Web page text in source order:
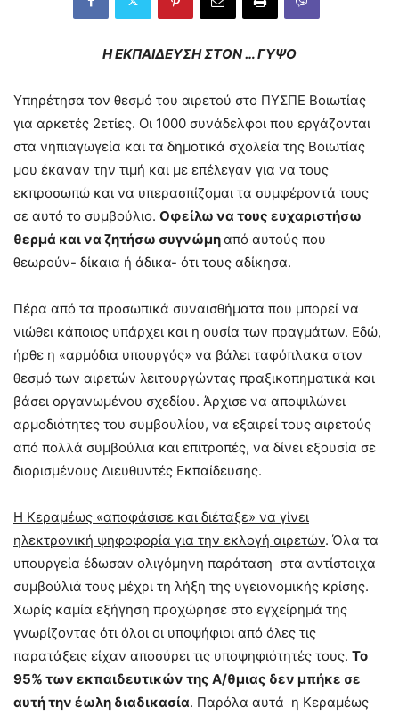
Η ΕΚΠΑΙΔΕΥΣΗ ΣΤΟΝ … ΓΥΨΟ
Υπηρέτησα τον θεσμό του αιρετού στο ΠΥΣΠΕ Βοιωτίας
για αρκετές 2ετίες. Οι 1000 συνάδελφοι που εργάζονται
στα νηπιαγωγεία και τα δημοτικά σχολεία της Βοιωτίας
μου έκαναν την τιμή και με επέλεγαν για να τους
εκπροσωπώ και να υπερασπίζομαι τα συμφέροντά τους
σε αυτό το συμβούλιο. Οφείλω να τους ευχαριστήσω
θερμά και να ζητήσω συγνώμηαπό αυτούς που
θεωρούν- δίκαια ή άδικα- ότι τους αδίκησα.
Πέρα από τα προσωπικά συναισθήματα που μπορεί να
νιώθει κάποιος υπάρχει και η ουσία των πραγμάτων. Εδώ,
ήρθε η «αρμόδια υπουργός» να βάλει ταφόπλακα στον
θεσμό των αιρετών λειτουργώντας πραξικοπηματικά και
βάσει οργανωμένου σχεδίου. Άρχισε να αποψιλώνει
αρμοδιότητες του συμβουλίου, να εξαιρεί τους αιρετούς
από πολλά συμβούλια και επιτροπές, να δίνει εξουσία σε
διορισμένους Διευθυντές Εκπαίδευσης.
Η Κεραμέως «αποφάσισε και διέταξε» να γίνει
ηλεκτρονική ψηφοφορία για την εκλογή αιρετών. Όλα τα
υπουργεία έδωσαν ολιγόμηνη παράταση στα αντίστοιχα
συμβούλιά τους μέχρι τη λήξη της υγειονομικής κρίσης.
Χωρίς καμία εξήγηση προχώρησε στο εγχείρημά της
γνωρίζοντας ότι όλοι οι υποψήφιοι από όλες τις
παρατάξεις είχαν αποσύρει τις υποψηφιότητές τους. Το
95% των εκπαιδευτικών της Α/θμιας δεν μπήκε σε
αυτή την έωλη διαδικασία. Παρόλα αυτά η Κεραμέως